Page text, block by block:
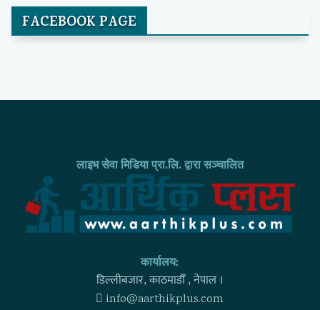
FACEBOOK PAGE
लाइभ सेवा मिडिया प्रा.लि. द्वारा सञ्चालित
कार्यालय:
डिल्लीबजार, काठमाडाैँ , नेपाल ।
info@aarthikplus.com